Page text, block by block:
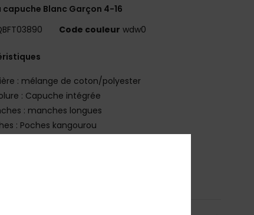
capuche Blanc Garçon 4-16
Code couleur wdw0
: mélange de coton/polyester
: Capuche intégrée
: manches longues
: Poches kangourou